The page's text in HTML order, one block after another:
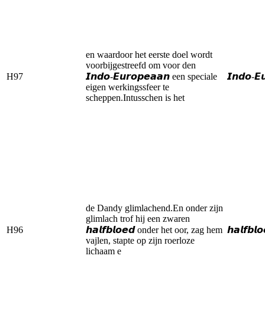
H97
en waardoor het eerste doel wordt
voorbijgestreefd om voor den
𝙄𝙣𝙙𝙤-𝙀𝙪𝙧𝙤𝙥𝙚𝙖𝙖𝙣 een speciale
eigen werkingssfeer te
scheppen.Intusschen is het
𝙄𝙣𝙙𝙤-
H96
de Dandy glimlachend.En onder zijn
glimlach trof hij een zwaren
𝙝𝙖𝙡𝙛𝙗𝙡𝙤𝙚𝙙 onder het oor, zag hem
vajlen, stapte op zijn roerloze
lichaam e